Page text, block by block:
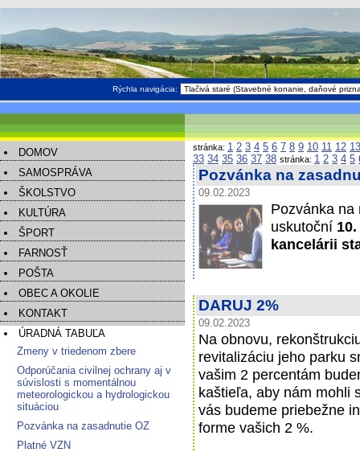
Rýchla navigácia:
DOMOV
SAMOSPRÁVA
ŠKOLSTVO
KULTÚRA
ŠPORT
FARNOSŤ
POŠTA
OBEC A OKOLIE
KONTAKT
ÚRADNÁ TABUĽA
Zmeny v triedenom zbere
Odporúčania civilnej ochrany aj v
súvislosti s momentálnou
meteorologickou a hydrologickou
situáciou
Pozvánka na zasadnutie OZ
Platné VZN
stránka: 1 2 3 4 5 6 7 8 9 10 11 12 13
33 34 35 36 37 38
Pozvánka na
09.02.2023
Pozvánka na
uskutoční
kancelárii
DARUJ 2%
09.02.2023
Na obnovu,
revitalizáciu jeho parku
vašim 2 percentám
kaštieľa, aby nám mohli
vás budeme priebežne
forme vašich 2 %.
stránka: 1 2 3 4 5